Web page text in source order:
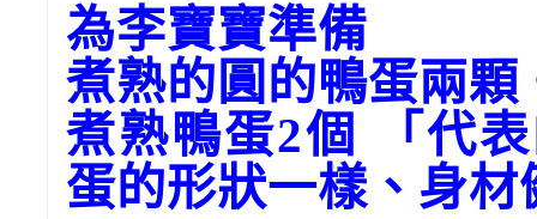
為李寶寶準備
煮熟的圓的鴨蛋兩顆
煮熟鴨蛋2個 「代
蛋的形狀一樣、身材